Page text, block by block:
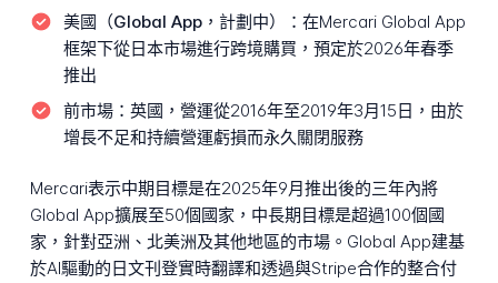
美國（Global App，計劃中）： 在Mercari Global App
框架下從日本市場進行跨境購買，預定於2026年春季
推出
前市場： 英國，營運從2016年至2019年3月15日，由於
增長不足和持續營運虧損而永久關閉服務
Mercari表示中期目標是在2025年9月推出後的三年內將
Global App擴展至50個國家，中長期目標是超過100個國
家，針對亞洲、北美洲及其他地區的市場。Global App建基
於AI驅動的日文刊登實時翻譯和透過與Stripe合作的整合付